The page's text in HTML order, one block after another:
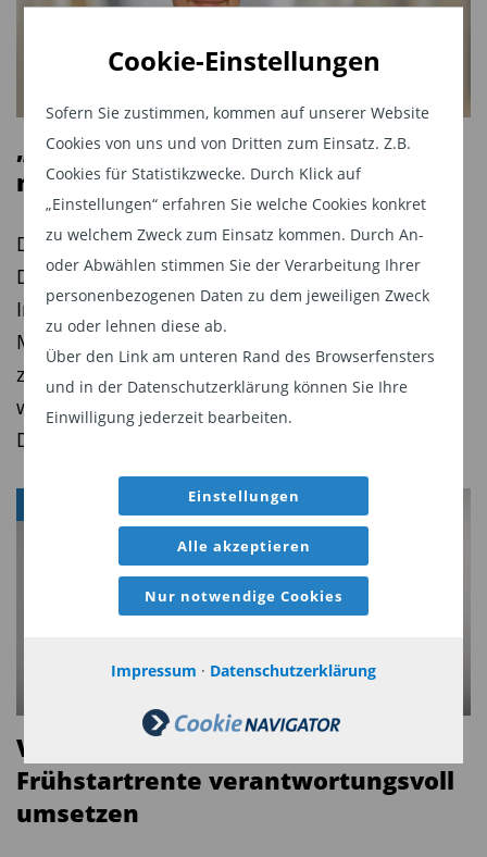
Cookie-Einstellungen
Sofern Sie zustimmen, kommen auf unserer Website
Cookies von uns und von Dritten zum Einsatz. Z.B.
Cookies für Statistikzwecke. Durch Klick auf
„Einstellungen“ erfahren Sie welche Cookies konkret
zu welchem Zweck zum Einsatz kommen. Durch An-
oder Abwählen stimmen Sie der Verarbeitung Ihrer
personenbezogenen Daten zu dem jeweiligen Zweck
zu oder lehnen diese ab.
Über den Link am unteren Rand des Browserfensters
und in der Datenschutzerklärung können Sie Ihre
Einwilligung jederzeit bearbeiten.
Einstellungen
Alle akzeptieren
Nur notwendige Cookies
Impressum · Datenschutzerklärung
„Dividendenstrategien sind heute
mehr als eine reine Ertragsquelle“
Die VanEck Morningstar Developed Markets
Dividend Leaders ETF-Strategie feiert Jubiläum.
Im Interview erklärt Dmitrii Ponomarev, Product
Manager bei VanEck, warum Dividenden-ETFs
zuletzt stark an Bedeutung gewonnen haben und
weshalb Qualität wichtiger ist als eine hohe
Dividendenrendite.
Verbraucherzentrale:
Frühstartrente verantwortungsvoll
umsetzen ­ ­ ­ ­ ­ ­